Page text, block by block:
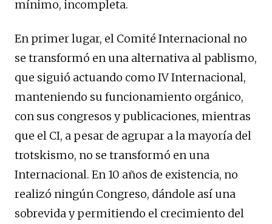
mínimo, incompleta.
En primer lugar, el Comité Internacional no
se transformó en una alternativa al pablismo,
que siguió actuando como IV Internacional,
manteniendo su funcionamiento orgánico,
con sus congresos y publicaciones, mientras
que el CI, a pesar de agrupar a la mayoría del
trotskismo, no se transformó en una
Internacional. En 10 años de existencia, no
realizó ningún Congreso, dándole así una
sobrevida y permitiendo el crecimiento del